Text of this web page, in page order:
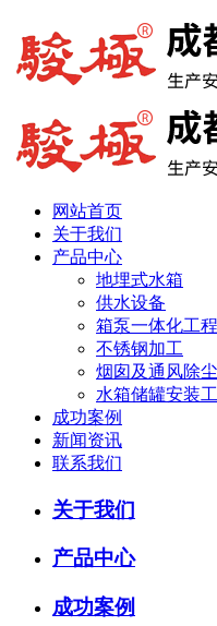
网站首页
关于我们
产品中心
地埋式水箱
供水设备
箱泵一体化工程
不锈钢加工
烟囱及通风除
水箱储罐安装
成功案例
新闻资讯
联系我们
关于我们
产品中心
成功案例